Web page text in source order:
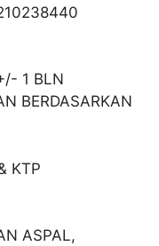
1 BLN
BERDASARKAN
KTP
ASPAL,